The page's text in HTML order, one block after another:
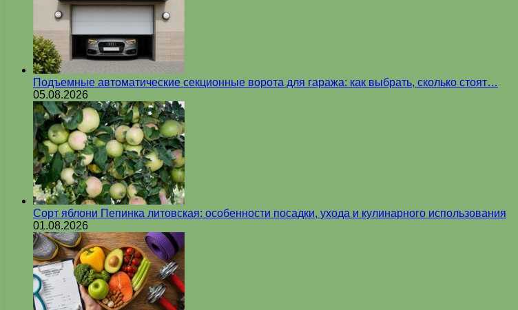
Подъемные автоматические секционные ворота для гаража: как выбрать, сколько стоят…
05.08.2026
Сорт яблони Пепинка литовская: особенности посадки, ухода и кулинарного использования
01.08.2026